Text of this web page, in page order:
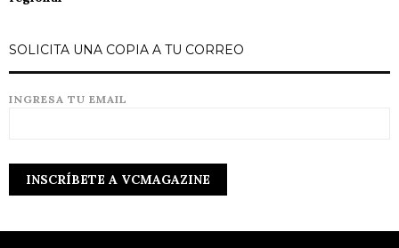
SOLICITA UNA COPIA A TU CORREO
INGRESA TU EMAIL